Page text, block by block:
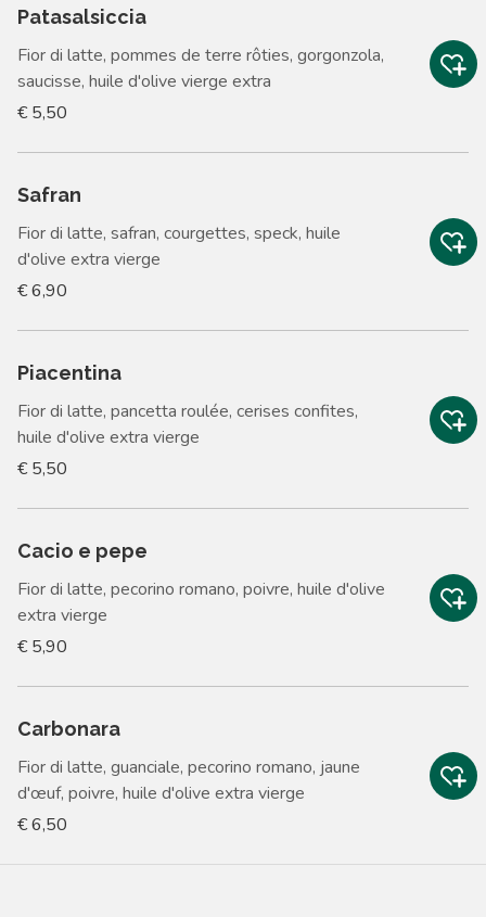
Patasalsiccia
Fior di latte, pommes de terre rôties, gorgonzola,
saucisse, huile d'olive vierge extra
€ 5,50
Safran
Fior di latte, safran, courgettes, speck, huile
d'olive extra vierge
€ 6,90
Piacentina
Fior di latte, pancetta roulée, cerises confites,
huile d'olive extra vierge
€ 5,50
Cacio e pepe
Fior di latte, pecorino romano, poivre, huile d'olive
extra vierge
€ 5,90
Carbonara
Fior di latte, guanciale, pecorino romano, jaune
d'œuf, poivre, huile d'olive extra vierge
€ 6,50